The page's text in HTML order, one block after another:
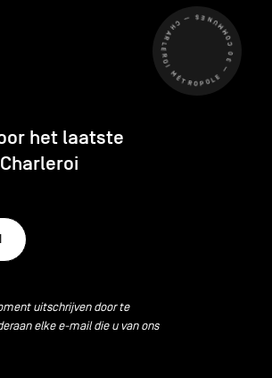
CHARLEROI MÉTROPOLE — 30 COMMUNES —
het laatste
uitschrijven door te
elke e-mail die u van ons